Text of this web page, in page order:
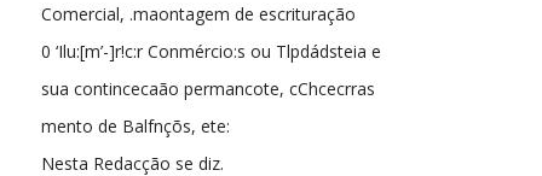
Comercial, .maontagem de escrituração
0 ‘Ilu:[m’-]r!c:r Conmércio:s ou Tlpdádsteia e
sua contincecaão permancote, cChcecrras
mento de Balfnçõs, ete:
Nesta Redacção se diz.